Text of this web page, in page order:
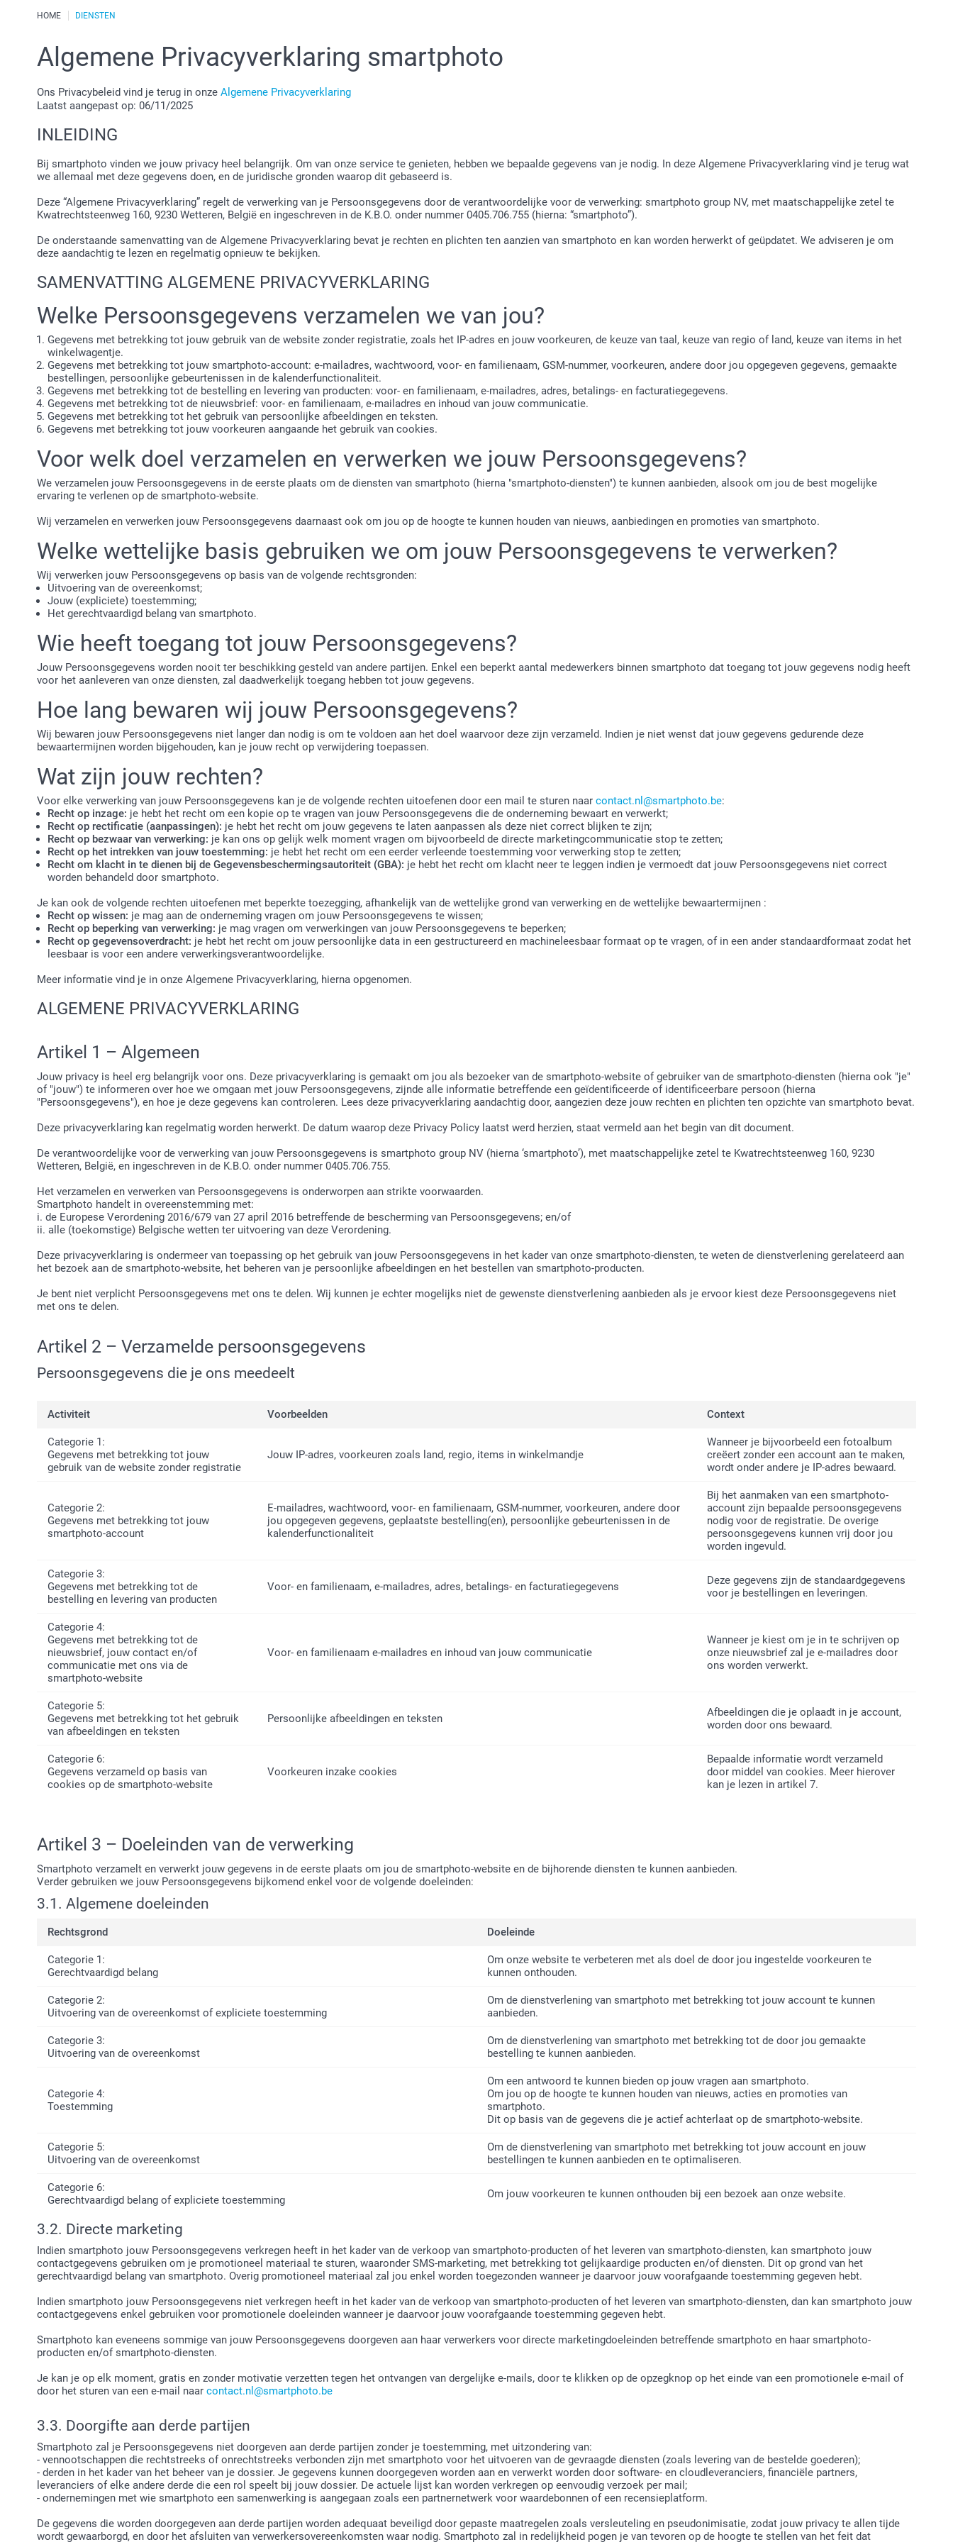
HOME DIENSTEN
Algemene Privacyverklaring smartphoto
Ons Privacybeleid vind je terug in onze Algemene Privacyverklaring
Laatst aangepast op: 06/11/2025
INLEIDING
Bij smartphoto vinden we jouw privacy heel belangrijk. Om van onze service te genieten, hebben we bepaalde gegevens van je nodig. In deze Algemene Privacyverklaring vind je terug wat
we allemaal met deze gegevens doen, en de juridische gronden waarop dit gebaseerd is.
Deze “Algemene Privacyverklaring” regelt de verwerking van je Persoonsgegevens door de verantwoordelijke voor de verwerking: smartphoto group NV, met maatschappelijke zetel te
Kwatrechtsteenweg 160, 9230 Wetteren, België en ingeschreven in de K.B.O. onder nummer 0405.706.755 (hierna: “smartphoto”).
De onderstaande samenvatting van de Algemene Privacyverklaring bevat je rechten en plichten ten aanzien van smartphoto en kan worden herwerkt of geüpdatet. We adviseren je om
deze aandachtig te lezen en regelmatig opnieuw te bekijken.
SAMENVATTING ALGEMENE PRIVACYVERKLARING
Welke Persoonsgegevens verzamelen we van jou?
Gegevens met betrekking tot jouw gebruik van de website zonder registratie, zoals het IP-adres en jouw voorkeuren, de keuze van taal, keuze van regio of land, keuze van items in het
winkelwagentje.
Gegevens met betrekking tot jouw smartphoto-account: e-mailadres, wachtwoord, voor- en familienaam, GSM-nummer, voorkeuren, andere door jou opgegeven gegevens, gemaakte
bestellingen, persoonlijke gebeurtenissen in de kalenderfunctionaliteit.
Gegevens met betrekking tot de bestelling en levering van producten: voor- en familienaam, e-mailadres, adres, betalings- en facturatiegegevens.
Gegevens met betrekking tot de nieuwsbrief: voor- en familienaam, e-mailadres en inhoud van jouw communicatie.
Gegevens met betrekking tot het gebruik van persoonlijke afbeeldingen en teksten.
Gegevens met betrekking tot jouw voorkeuren aangaande het gebruik van cookies.
Voor welk doel verzamelen en verwerken we jouw Persoonsgegevens?
We verzamelen jouw Persoonsgegevens in de eerste plaats om de diensten van smartphoto (hierna "smartphoto-diensten") te kunnen aanbieden, alsook om jou de best mogelijke
ervaring te verlenen op de smartphoto-website.
Wij verzamelen en verwerken jouw Persoonsgegevens daarnaast ook om jou op de hoogte te kunnen houden van nieuws, aanbiedingen en promoties van smartphoto.
Welke wettelijke basis gebruiken we om jouw Persoonsgegevens te verwerken?
Wij verwerken jouw Persoonsgegevens op basis van de volgende rechtsgronden:
Uitvoering van de overeenkomst;
Jouw (expliciete) toestemming;
Het gerechtvaardigd belang van smartphoto.
Wie heeft toegang tot jouw Persoonsgegevens?
Jouw Persoonsgegevens worden nooit ter beschikking gesteld van andere partijen. Enkel een beperkt aantal medewerkers binnen smartphoto dat toegang tot jouw gegevens nodig heeft
voor het aanleveren van onze diensten, zal daadwerkelijk toegang hebben tot jouw gegevens.
Hoe lang bewaren wij jouw Persoonsgegevens?
Wij bewaren jouw Persoonsgegevens niet langer dan nodig is om te voldoen aan het doel waarvoor deze zijn verzameld. Indien je niet wenst dat jouw gegevens gedurende deze
bewaartermijnen worden bijgehouden, kan je jouw recht op verwijdering toepassen.
Wat zijn jouw rechten?
Voor elke verwerking van jouw Persoonsgegevens kan je de volgende rechten uitoefenen door een mail te sturen naar contact.nl@smartphoto.be:
Recht op inzage: je hebt het recht om een kopie op te vragen van jouw Persoonsgegevens die de onderneming bewaart en verwerkt;
Recht op rectificatie (aanpassingen): je hebt het recht om jouw gegevens te laten aanpassen als deze niet correct blijken te zijn;
Recht op bezwaar van verwerking: je kan ons op gelijk welk moment vragen om bijvoorbeeld de directe marketingcommunicatie stop te zetten;
Recht op het intrekken van jouw toestemming: je hebt het recht om een eerder verleende toestemming voor verwerking stop te zetten;
Recht om klacht in te dienen bij de Gegevensbeschermingsautoriteit (GBA): je hebt het recht om klacht neer te leggen indien je vermoedt dat jouw Persoonsgegevens niet correct
worden behandeld door smartphoto.
Je kan ook de volgende rechten uitoefenen met beperkte toezegging, afhankelijk van de wettelijke grond van verwerking en de wettelijke bewaartermijnen :
Recht op wissen: je mag aan de onderneming vragen om jouw Persoonsgegevens te wissen;
Recht op beperking van verwerking: je mag vragen om verwerkingen van jouw Persoonsgegevens te beperken;
Recht op gegevensoverdracht: je hebt het recht om jouw persoonlijke data in een gestructureerd en machineleesbaar formaat op te vragen, of in een ander standaardformaat zodat het
leesbaar is voor een andere verwerkingsverantwoordelijke.
Meer informatie vind je in onze Algemene Privacyverklaring, hierna opgenomen.
ALGEMENE PRIVACYVERKLARING
Artikel 1 – Algemeen
Jouw privacy is heel erg belangrijk voor ons. Deze privacyverklaring is gemaakt om jou als bezoeker van de smartphoto-website of gebruiker van de smartphoto-diensten (hierna ook "je"
of "jouw") te informeren over hoe we omgaan met jouw Persoonsgegevens, zijnde alle informatie betreffende een geïdentificeerde of identificeerbare persoon (hierna
"Persoonsgegevens"), en hoe je deze gegevens kan controleren. Lees deze privacyverklaring aandachtig door, aangezien deze jouw rechten en plichten ten opzichte van smartphoto bevat.
Deze privacyverklaring kan regelmatig worden herwerkt. De datum waarop deze Privacy Policy laatst werd herzien, staat vermeld aan het begin van dit document.
De verantwoordelijke voor de verwerking van jouw Persoonsgegevens is smartphoto group NV (hierna ‘smartphoto’), met maatschappelijke zetel te Kwatrechtsteenweg 160, 9230
Wetteren, België, en ingeschreven in de K.B.O. onder nummer 0405.706.755.
Het verzamelen en verwerken van Persoonsgegevens is onderworpen aan strikte voorwaarden.
Smartphoto handelt in overeenstemming met:
i. de Europese Verordening 2016/679 van 27 april 2016 betreffende de bescherming van Persoonsgegevens; en/of
ii. alle (toekomstige) Belgische wetten ter uitvoering van deze Verordening.
Deze privacyverklaring is ondermeer van toepassing op het gebruik van jouw Persoonsgegevens in het kader van onze smartphoto-diensten, te weten de dienstverlening gerelateerd aan
het bezoek aan de smartphoto-website, het beheren van je persoonlijke afbeeldingen en het bestellen van smartphoto-producten.
Je bent niet verplicht Persoonsgegevens met ons te delen. Wij kunnen je echter mogelijks niet de gewenste dienstverlening aanbieden als je ervoor kiest deze Persoonsgegevens niet
met ons te delen.
Artikel 2 – Verzamelde persoonsgegevens
Persoonsgegevens die je ons meedeelt
Activiteit Voorbeelden Context
Categorie 1:
Gegevens met betrekking tot jouw
gebruik van de website zonder registratie
Jouw IP-adres, voorkeuren zoals land, regio, items in winkelmandje
Wanneer je bijvoorbeeld een fotoalbum
creëert zonder een account aan te maken,
wordt onder andere je IP-adres bewaard.
Categorie 2:
Gegevens met betrekking tot jouw
smartphoto-account
E-mailadres, wachtwoord, voor- en familienaam, GSM-nummer, voorkeuren, andere door
jou opgegeven gegevens, geplaatste bestelling(en), persoonlijke gebeurtenissen in de
kalenderfunctionaliteit
Bij het aanmaken van een smartphoto-
account zijn bepaalde persoonsgegevens
nodig voor de registratie. De overige
persoonsgegevens kunnen vrij door jou
worden ingevuld.
Categorie 3:
Gegevens met betrekking tot de
bestelling en levering van producten
Voor- en familienaam, e-mailadres, adres, betalings- en facturatiegegevens
Deze gegevens zijn de standaardgegevens
voor je bestellingen en leveringen.
Categorie 4:
Gegevens met betrekking tot de
nieuwsbrief, jouw contact en/of
communicatie met ons via de
smartphoto-website
Voor- en familienaam e-mailadres en inhoud van jouw communicatie
Wanneer je kiest om je in te schrijven op
onze nieuwsbrief zal je e-mailadres door
ons worden verwerkt.
Categorie 5:
Gegevens met betrekking tot het gebruik
van afbeeldingen en teksten
Persoonlijke afbeeldingen en teksten
Afbeeldingen die je oplaadt in je account,
worden door ons bewaard.
Categorie 6:
Gegevens verzameld op basis van
cookies op de smartphoto-website
Voorkeuren inzake cookies
Bepaalde informatie wordt verzameld
door middel van cookies. Meer hierover
kan je lezen in artikel 7.
Artikel 3 – Doeleinden van de verwerking
Smartphoto verzamelt en verwerkt jouw gegevens in de eerste plaats om jou de smartphoto-website en de bijhorende diensten te kunnen aanbieden.
Verder gebruiken we jouw Persoonsgegevens bijkomend enkel voor de volgende doeleinden:
3.1. Algemene doeleinden
Rechtsgrond Doeleinde
Categorie 1:
Gerechtvaardigd belang
Om onze website te verbeteren met als doel de door jou ingestelde voorkeuren te
kunnen onthouden.
Categorie 2:
Uitvoering van de overeenkomst of expliciete toestemming
Om de dienstverlening van smartphoto met betrekking tot jouw account te kunnen
aanbieden.
Categorie 3:
Uitvoering van de overeenkomst
Om de dienstverlening van smartphoto met betrekking tot de door jou gemaakte
bestelling te kunnen aanbieden.
Categorie 4:
Toestemming
Om een antwoord te kunnen bieden op jouw vragen aan smartphoto.
Om jou op de hoogte te kunnen houden van nieuws, acties en promoties van
smartphoto.
Dit op basis van de gegevens die je actief achterlaat op de smartphoto-website.
Categorie 5:
Uitvoering van de overeenkomst
Om de dienstverlening van smartphoto met betrekking tot jouw account en jouw
bestellingen te kunnen aanbieden en te optimaliseren.
Categorie 6:
Gerechtvaardigd belang of expliciete toestemming
Om jouw voorkeuren te kunnen onthouden bij een bezoek aan onze website.
3.2. Directe marketing
Indien smartphoto jouw Persoonsgegevens verkregen heeft in het kader van de verkoop van smartphoto-producten of het leveren van smartphoto-diensten, kan smartphoto jouw
contactgegevens gebruiken om je promotioneel materiaal te sturen, waaronder SMS-marketing, met betrekking tot gelijkaardige producten en/of diensten. Dit op grond van het
gerechtvaardigd belang van smartphoto. Overig promotioneel materiaal zal jou enkel worden toegezonden wanneer je daarvoor jouw voorafgaande toestemming gegeven hebt.
Indien smartphoto jouw Persoonsgegevens niet verkregen heeft in het kader van de verkoop van smartphoto-producten of het leveren van smartphoto-diensten, dan kan smartphoto jouw
contactgegevens enkel gebruiken voor promotionele doeleinden wanneer je daarvoor jouw voorafgaande toestemming gegeven hebt.
Smartphoto kan eveneens sommige van jouw Persoonsgegevens doorgeven aan haar verwerkers voor directe marketingdoeleinden betreffende smartphoto en haar smartphoto-
producten en/of smartphoto-diensten.
Je kan je op elk moment, gratis en zonder motivatie verzetten tegen het ontvangen van dergelijke e-mails, door te klikken op de opzegknop op het einde van een promotionele e-mail of
door het sturen van een e-mail naar contact.nl@smartphoto.be
3.3. Doorgifte aan derde partijen
Smartphoto zal je Persoonsgegevens niet doorgeven aan derde partijen zonder je toestemming, met uitzondering van:
- vennootschappen die rechtstreeks of onrechtstreeks verbonden zijn met smartphoto voor het uitvoeren van de gevraagde diensten (zoals levering van de bestelde goederen);
- derden in het kader van het beheer van je dossier. Je gegevens kunnen doorgegeven worden aan en verwerkt worden door software- en cloudleveranciers, financiële partners,
leveranciers of elke andere derde die een rol speelt bij jouw dossier. De actuele lijst kan worden verkregen op eenvoudig verzoek per mail;
- ondernemingen met wie smartphoto een samenwerking is aangegaan zoals een partnernetwerk voor waardebonnen of een recensieplatform.
De gegevens die worden doorgegeven aan derde partijen worden adequaat beveiligd door gepaste maatregelen zoals versleuteling en pseudonimisatie, zodat jouw privacy te allen tijde
wordt gewaarborgd, en door het afsluiten van verwerkersovereenkomsten waar nodig. Smartphoto zal in redelijkheid pogen je van tevoren op de hoogte te stellen van het feit dat